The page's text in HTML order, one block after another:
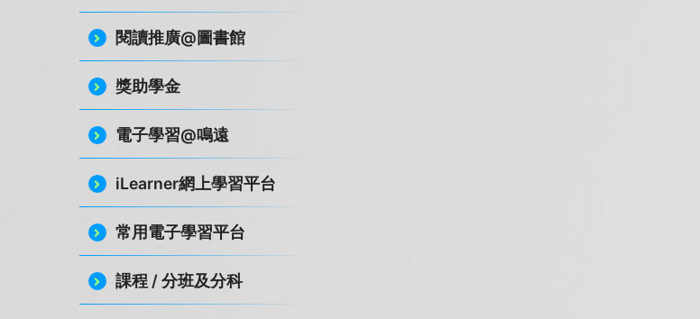
閱讀推廣@圖書館
獎助學金
電子學習@鳴遠
iLearner網上學習平台
常用電子學習平台
課程 / 分班及分科